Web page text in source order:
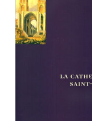
Achat en ligne
Panier WooCommerce